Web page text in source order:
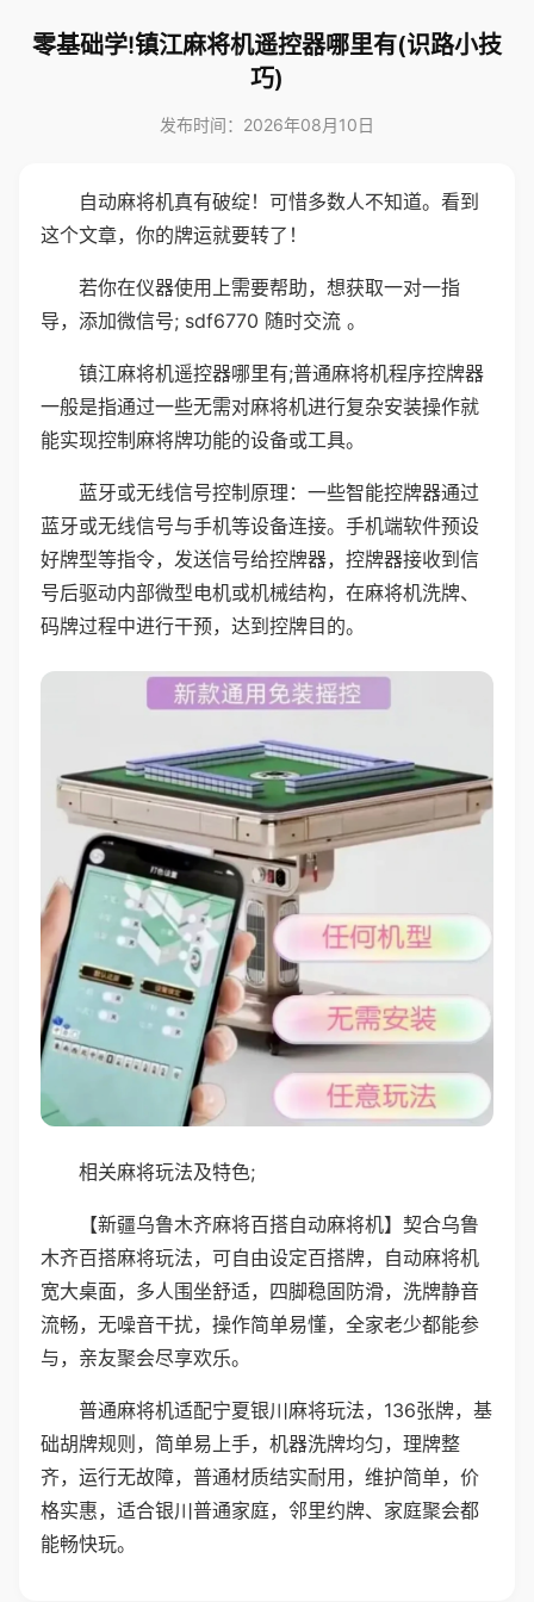
零基础学!镇江麻将机遥控器哪里有(识路小技
巧)
发布时间：2026年08月10日
自动麻将机真有破绽！可惜多数人不知道。看到
这个文章，你的牌运就要转了！
若你在仪器使用上需要帮助，想获取一对一指
导，添加微信号; sdf6770 随时交流 。
镇江麻将机遥控器哪里有;普通麻将机程序控牌器
一般是指通过一些无需对麻将机进行复杂安装操作就
能实现控制麻将牌功能的设备或工具。
蓝牙或无线信号控制原理：一些智能控牌器通过
蓝牙或无线信号与手机等设备连接。手机端软件预设
好牌型等指令，发送信号给控牌器，控牌器接收到信
号后驱动内部微型电机或机械结构，在麻将机洗牌、
码牌过程中进行干预，达到控牌目的。
相关麻将玩法及特色;
【新疆乌鲁木齐麻将百搭自动麻将机】契合乌鲁
木齐百搭麻将玩法，可自由设定百搭牌，自动麻将机
宽大桌面，多人围坐舒适，四脚稳固防滑，洗牌静音
流畅，无噪音干扰，操作简单易懂，全家老少都能参
与，亲友聚会尽享欢乐。
普通麻将机适配宁夏银川麻将玩法，136张牌，基
础胡牌规则，简单易上手，机器洗牌均匀，理牌整
齐，运行无故障，普通材质结实耐用，维护简单，价
格实惠，适合银川普通家庭，邻里约牌、家庭聚会都
能畅快玩。